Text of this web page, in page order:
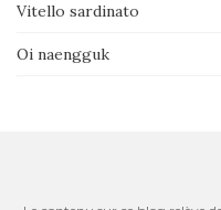
Vitello sardinato
Oi naengguk